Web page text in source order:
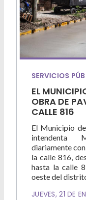
SERVICIOS
EL
OBRA DE
CALLE 816
El Municipio
intendenta
diariamente
la calle 816,
hasta la calle
oeste del
JUEVES, 21 DE